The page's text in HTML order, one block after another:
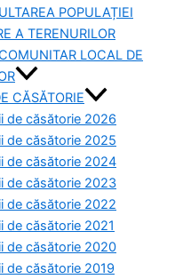
POPULAȚIEI
A TERENURILOR
LOCAL DE
CĂSĂTORIE
de căsătorie 2026
de căsătorie 2025
de căsătorie 2024
de căsătorie 2023
de căsătorie 2022
de căsătorie 2021
de căsătorie 2020
de căsătorie 2019